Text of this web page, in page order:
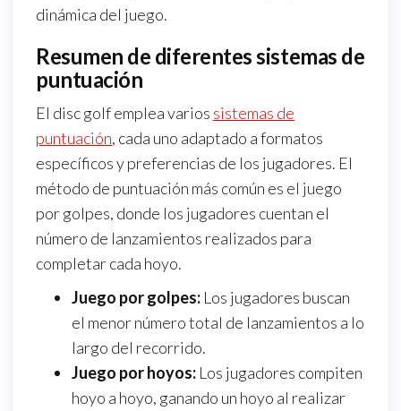
dinámica del juego.
Resumen de diferentes sistemas de
puntuación
El disc golf emplea varios sistemas de
puntuación, cada uno adaptado a formatos
específicos y preferencias de los jugadores. El
método de puntuación más común es el juego
por golpes, donde los jugadores cuentan el
número de lanzamientos realizados para
completar cada hoyo.
Juego por golpes: Los jugadores buscan
el menor número total de lanzamientos a lo
largo del recorrido.
Juego por hoyos: Los jugadores compiten
hoyo a hoyo, ganando un hoyo al realizar